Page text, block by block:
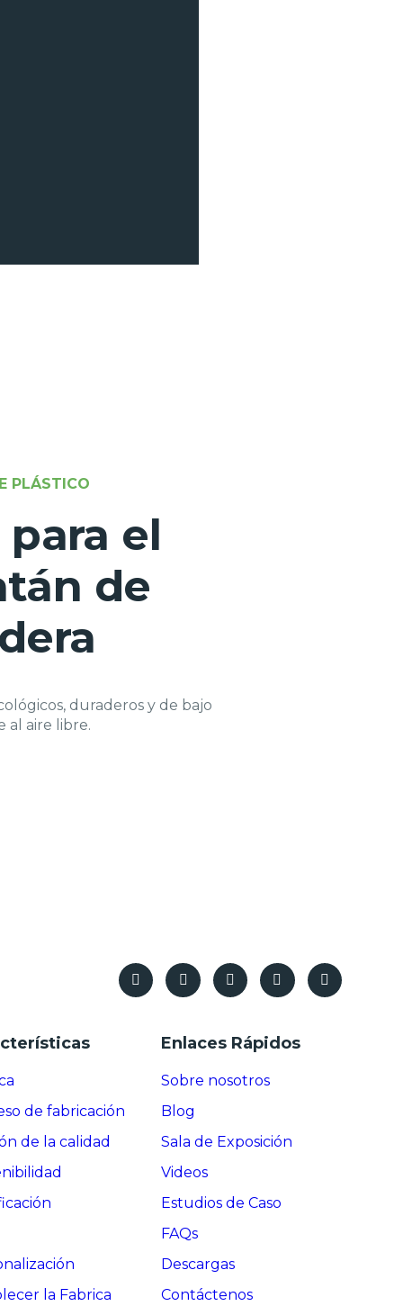
PLÁSTICO
el
de
duraderos y de bajo
al aire libre.
de fabricación
de la calidad
la Fabrica
Enlaces Rápidos
Sobre nosotros
Blog
Sala de Exposición
Videos
Estudios de Caso
FAQs
Descargas
Contáctenos